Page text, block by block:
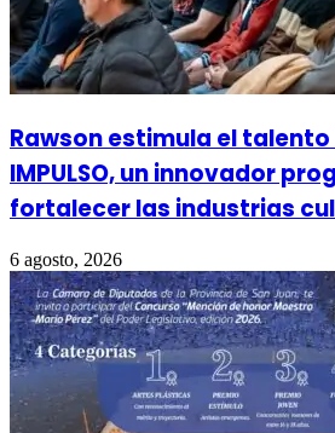
Rawson estimula el
IMPULSO, un innovador
fortalecer las industrias
6 agosto, 2026